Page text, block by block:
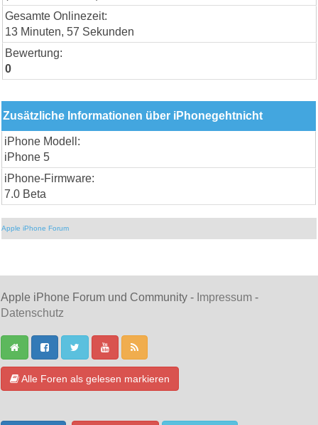
Gesamte Onlinezeit:
13 Minuten, 57 Sekunden
Bewertung:
0
Zusätzliche Informationen über iPhonegehtnicht
iPhone Modell:
iPhone 5
iPhone-Firmware:
7.0 Beta
Apple iPhone Forum
Apple iPhone Forum und Community - Impressum -
Datenschutz
Alle Foren als gelesen markieren